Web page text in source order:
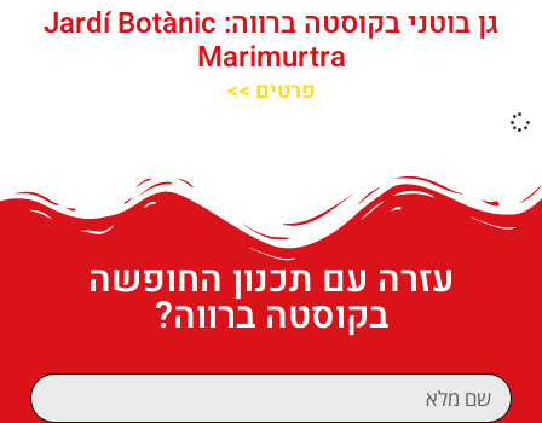
גן בוטני בקוסטה ברווה: ‪‪Jardí Botànic
Marimurtra‬‬
פרטים >>
עזרה עם תכנון החופשה
בקוסטה ברווה?